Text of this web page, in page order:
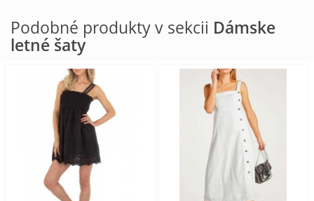
Podobné produkty v sekcii Dámske
letné šaty